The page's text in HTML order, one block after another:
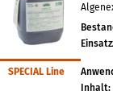
SPECIAL Line
Inhalt: